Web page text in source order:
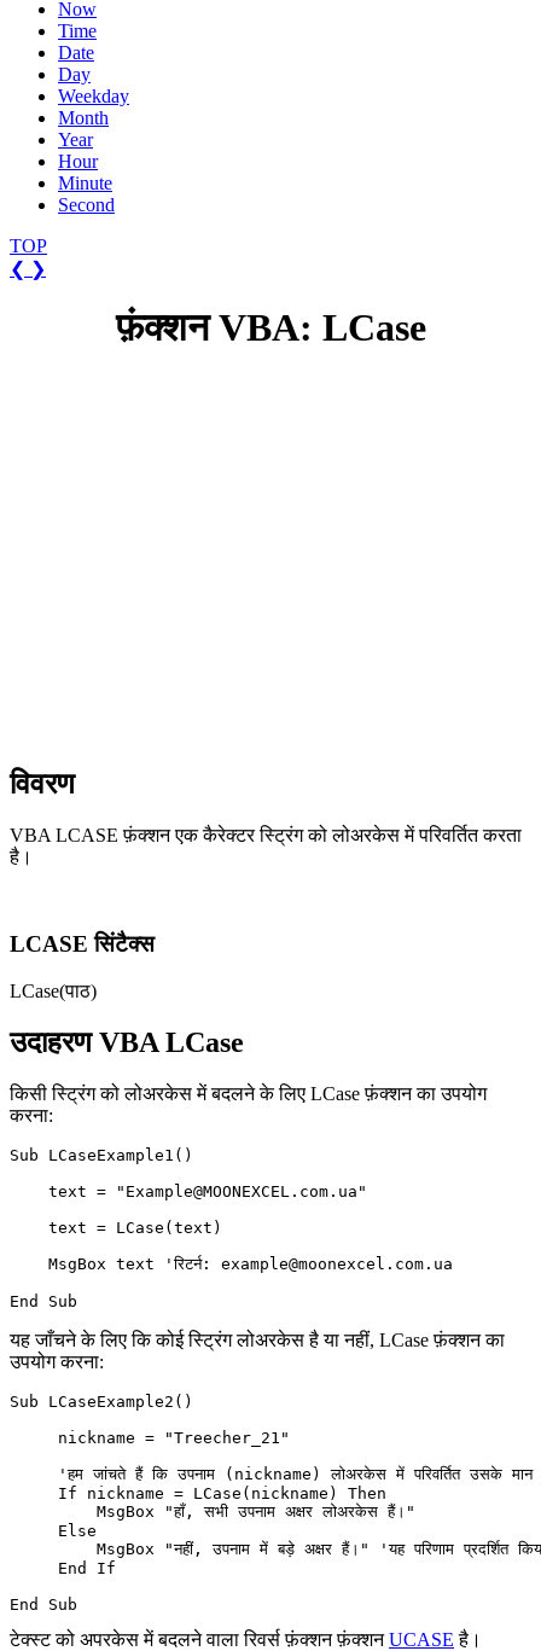
Now
Time
Date
Day
Weekday
Month
Year
Hour
Minute
Second
TOP
❮ ❯
फ़ंक्शन VBA: LCase
विवरण
VBA LCASE फ़ंक्शन एक कैरेक्टर स्ट्रिंग को लोअरकेस में परिवर्तित करता
है।
LCASE सिंटैक्स
LCase(पाठ)
उदाहरण VBA LCase
किसी स्ट्रिंग को लोअरकेस में बदलने के लिए LCase फ़ंक्शन का उपयोग
करना:
Sub LCaseExample1()
    text = "Example@MOONEXCEL.com.ua"
    text = LCase(text)
    MsgBox text 'रिटर्न: example@moonexcel.com.ua
यह जाँचने के लिए कि कोई स्ट्रिंग लोअरकेस है या नहीं, LCase फ़ंक्शन का
उपयोग करना:
Sub LCaseExample2()
     nickname = "Treecher_21"
'हम जांचते हैं कि उपनाम (nickname) लोअरकेस में परिवर्तित उसके मान
     If nickname = LCase(nickname) Then
         MsgBox "हाँ, सभी उपनाम अक्षर लोअरकेस हैं।"
     Else
MsgBox "नहीं, उपनाम में बड़े अक्षर हैं।" 'यह परिणाम प्रदर्शित
     End If
टेक्स्ट को अपरकेस में बदलने वाला रिवर्स फ़ंक्शन फ़ंक्शनUCASE है।